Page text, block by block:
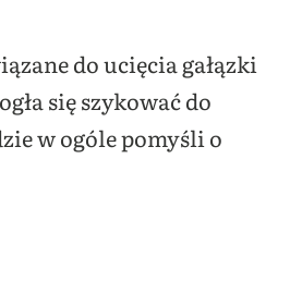
do ucięcia gałązki
się szykować do
w ogóle pomyśli o